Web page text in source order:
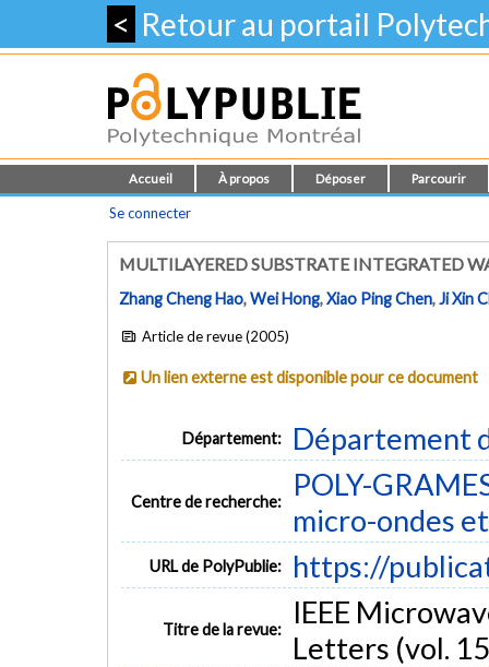
< Retour au portail
Accueil À propos Déposer Parcourir
Se connecter
MULTILAYERED SUBSTRATE INTEGRATED
Zhang Cheng Hao,Wei Hong,Xiao Ping Chen,Ji Xin
Article de revue (2005)
Un lien externe est disponible pour ce document
Département: Département
Centre de recherche:
POLY-
micro-ondes
URL de PolyPublie: https://
Titre de la revue:
IEEE
Letters (vol.